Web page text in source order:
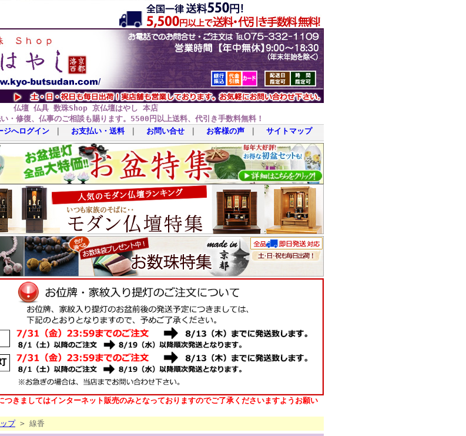
仏壇 仏具 数珠Shop 京仏壇はやし 本店
・修復、仏事のご相談も賜ります。5500円以上送料、代引き手数料無料！
ジへログイン｜ お支払い・送料｜ お問い合せ｜ お客様の声｜ サイトマップ
つきましてはインターネット販売のみとなっておりますのでご了承くださいますようお願い
プ> 線香